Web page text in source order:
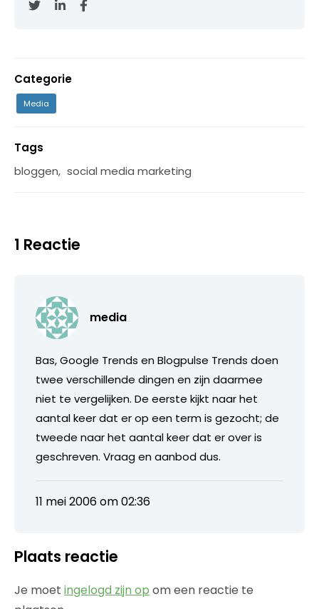
Categorie
Media
Tags
bloggen, social media marketing
1 Reactie
media
Bas, Google Trends en Blogpulse Trends doen
twee verschillende dingen en zijn daarmee
niet te vergelijken. De eerste kijkt naar het
aantal keer dat er op een term is gezocht; de
tweede naar het aantal keer dat er over is
geschreven. Vraag en aanbod dus.
11 mei 2006 om 02:36
Plaats reactie
Je moet ingelogd zijn op om een reactie te